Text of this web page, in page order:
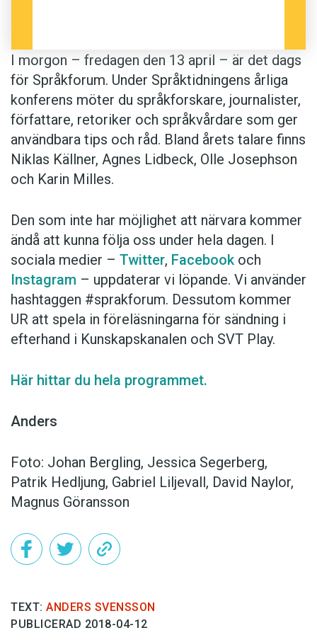
I morgon – fredagen den 13 april – är det dags
för Språkforum. Under Språktidningens årliga
konferens möter du språkforskare, journalister,
författare, retoriker och språkvårdare som ger
användbara tips och råd. Bland årets talare finns
Niklas Källner, Agnes Lidbeck, Olle Josephson
och Karin Milles.
Den som inte har möjlighet att närvara kommer
ändå att kunna följa oss under hela dagen. I
sociala medier – Twitter, Facebook och
Instagram – uppdaterar vi löpande. Vi använder
hashtaggen #sprakforum. Dessutom kommer
UR att spela in föreläsningarna för sändning i
efterhand i Kunskapskanalen och SVT Play.
Här hittar du hela programmet.
Anders
Foto: Johan Bergling, Jessica Segerberg,
Patrik Hedljung, Gabriel Liljevall, David Naylor,
Magnus Göransson
TEXT: ANDERS SVENSSON
PUBLICERAD 2018-04-12